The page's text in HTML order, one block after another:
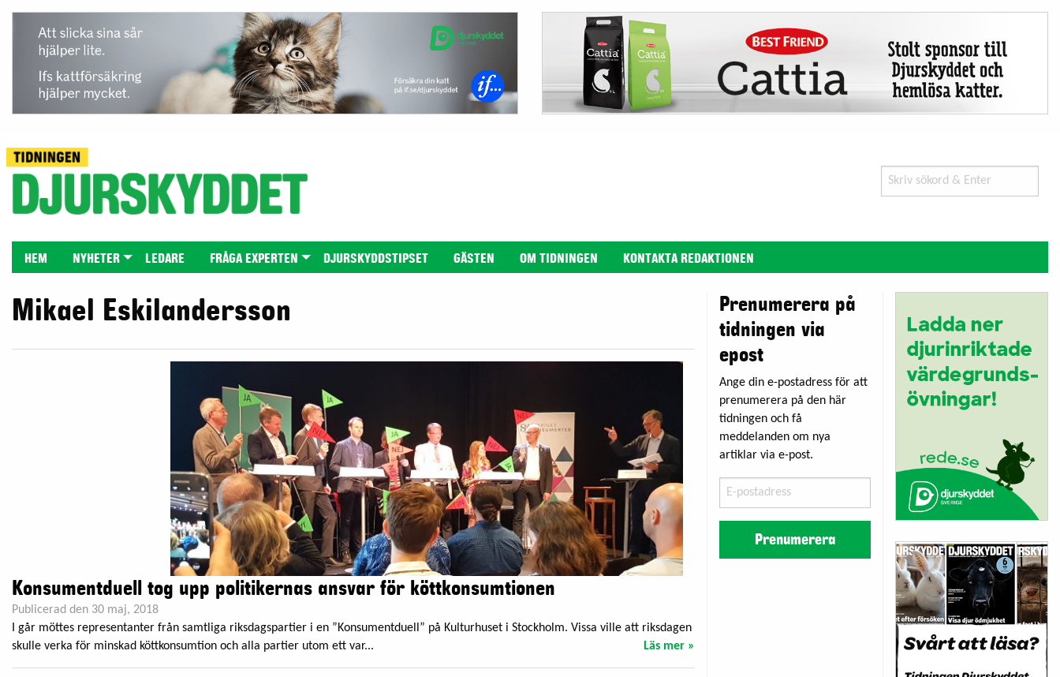
Search
for:
HEM NYHETER LEDARE FRÅGA EXPERTEN DJURSKYDDSTIPSET GÄSTEN OM TIDNINGEN KONTAKTA REDAKTIONEN
Mikael Eskilandersson
Konsumentduell tog upp politikernas ansvar för köttkonsumtionen
Publicerad den 30 maj, 2018
I går möttes representanter från samtliga riksdagspartier i en ”Konsumentduell” på Kulturhuset i Stockholm. Vissa ville att riksdagen
skulle verka för minskad köttkonsumtion och alla partier utom ett var...
Läs mer »
Prenumerera på
tidningen via
epost
Ange din e-postadress för att
prenumerera på den här
tidningen och få
meddelanden om nya
artiklar via e-post.
postadress
Prenumerera